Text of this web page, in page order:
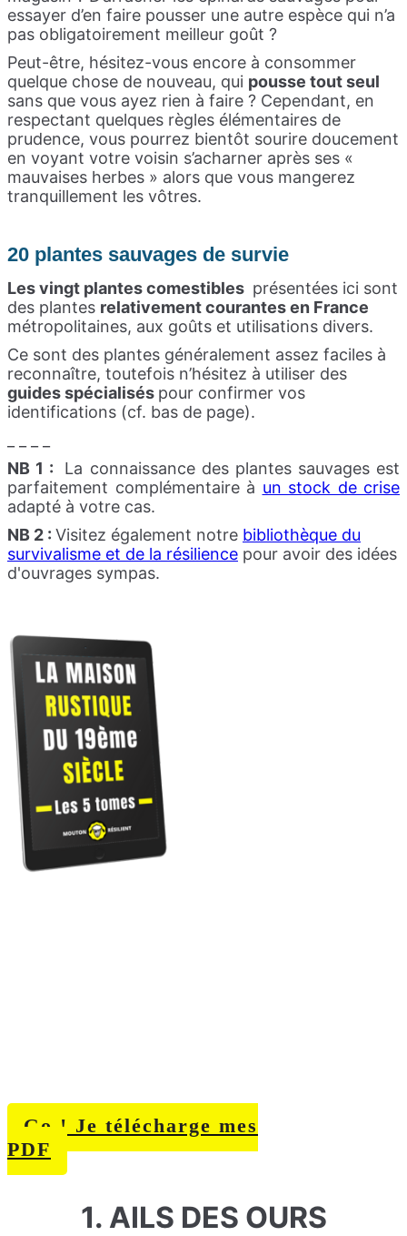
essayer d’en faire pousser une autre espèce qui n’a
pas obligatoirement meilleur goût ?
Peut-être, hésitez-vous encore à consommer
quelque chose de nouveau, qui pousse tout seul
sans que vous ayez rien à faire ? Cependant, en
respectant quelques règles élémentaires de
prudence, vous pourrez bientôt sourire doucement
en voyant votre voisin s’acharner après ses «
mauvaises herbes » alors que vous mangerez
tranquillement les vôtres.
20 plantes sauvages de survie
Les vingt plantes comestibles présentées ici sont
des plantes relativement courantes en France
métropolitaines, aux goûts et utilisations divers.
Ce sont des plantes généralement assez faciles à
reconnaître, toutefois n’hésitez à utiliser des
guides spécialisés pour confirmer vos
identifications (cf. bas de page).
NB 1 : La connaissance des plantes sauvages est
parfaitement complémentaire à un stock de crise
adapté à votre cas.
NB 2 : Visitez également notre bibliothèque du
survivalisme et de la résilience pour avoir des idées
d'ouvrages sympas.
Go ! Je télécharge mes
PDF
1. AILS DES OURS